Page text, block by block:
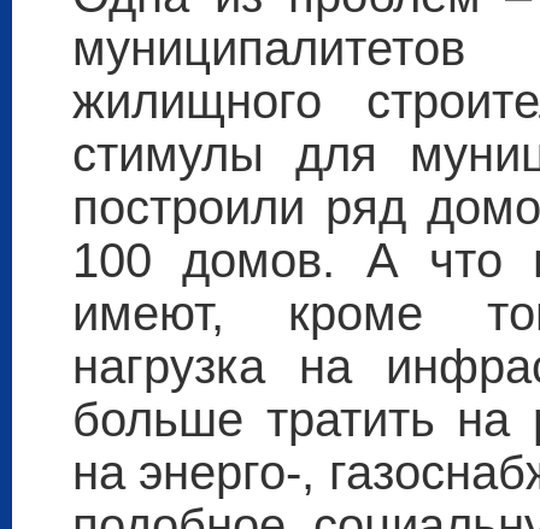
жилищного
стимулы для
построили ряд
100 домов. А что
имеют, кроме
нагрузка на
больше тратить на
на энерго-,